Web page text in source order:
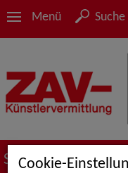
Menü Suche
Suche nach
Cookie-